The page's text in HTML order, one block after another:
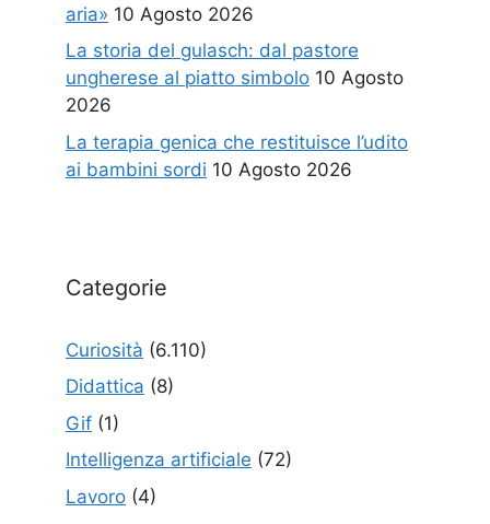
aria» 10 Agosto 2026
La storia del gulasch: dal pastore
ungherese al piatto simbolo 10 Agosto
2026
La terapia genica che restituisce l’udito
ai bambini sordi 10 Agosto 2026
Categorie
Curiosità (6.110)
Didattica (8)
Gif (1)
Intelligenza artificiale (72)
Lavoro (4)